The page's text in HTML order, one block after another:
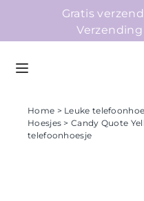
Gratis
Homepage
Home > Leuke
Hoesjes > Candy Quote
telefoonhoesje